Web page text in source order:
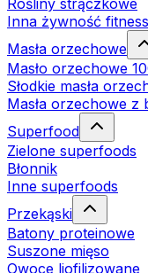
Rośliny strączkowe
Inna żywność fitness
Masła orzechowe
Masło orzechowe
Słodkie masła
Masła orzechowe z
Superfood
Zielone superfoods
Błonnik
Inne superfoods
Przekąski
Batony proteinowe
Suszone mięso
Owoce liofilizowane